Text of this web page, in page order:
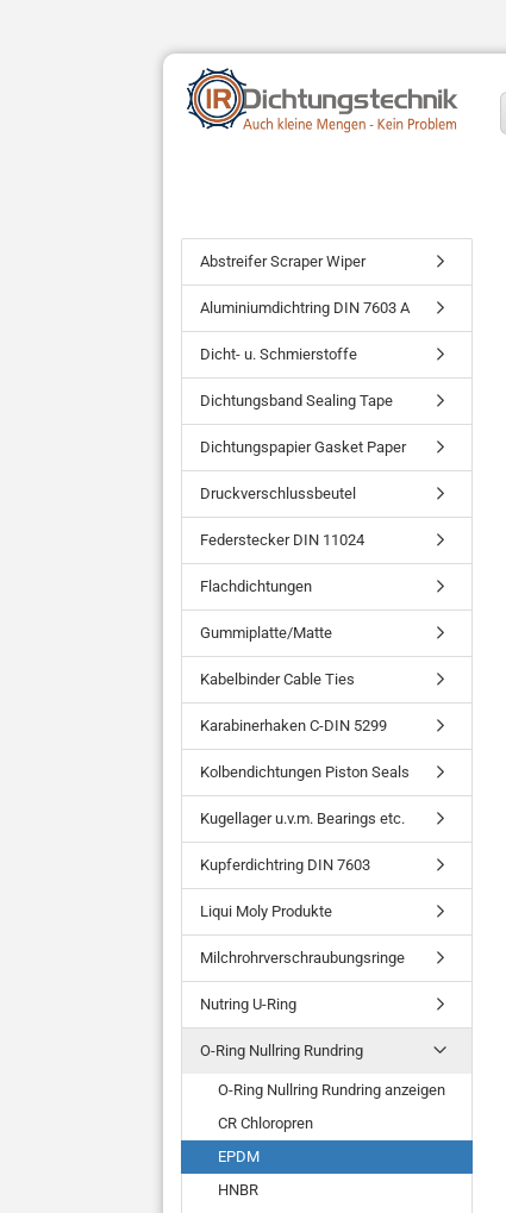
Abstreifer Scraper Wiper
Aluminiumdichtring DIN 7603 A
Dicht- u. Schmierstoffe
Dichtungsband Sealing Tape
Dichtungspapier Gasket Paper
Druckverschlussbeutel
Federstecker DIN 11024
Flachdichtungen
Gummiplatte/Matte
Kabelbinder Cable Ties
Karabinerhaken C-DIN 5299
Kolbendichtungen Piston Seals
Kugellager u.v.m. Bearings etc.
Kupferdichtring DIN 7603
Liqui Moly Produkte
Milchrohrverschraubungsringe
Nutring U-Ring
O-Ring Nullring Rundring
O-Ring Nullring Rundring anzeigen
CR Chloropren
EPDM
HNBR